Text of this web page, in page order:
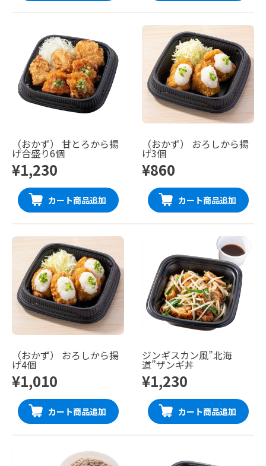
（おかず） 甘とろから揚
げ合盛り6個
¥1,230
カート商品追加
（おかず） おろしから揚
げ3個
¥860
カート商品追加
（おかず） おろしから揚
げ4個
¥1,010
カート商品追加
ジンギスカン風”北海
道”ザンギ丼
¥1,230
カート商品追加